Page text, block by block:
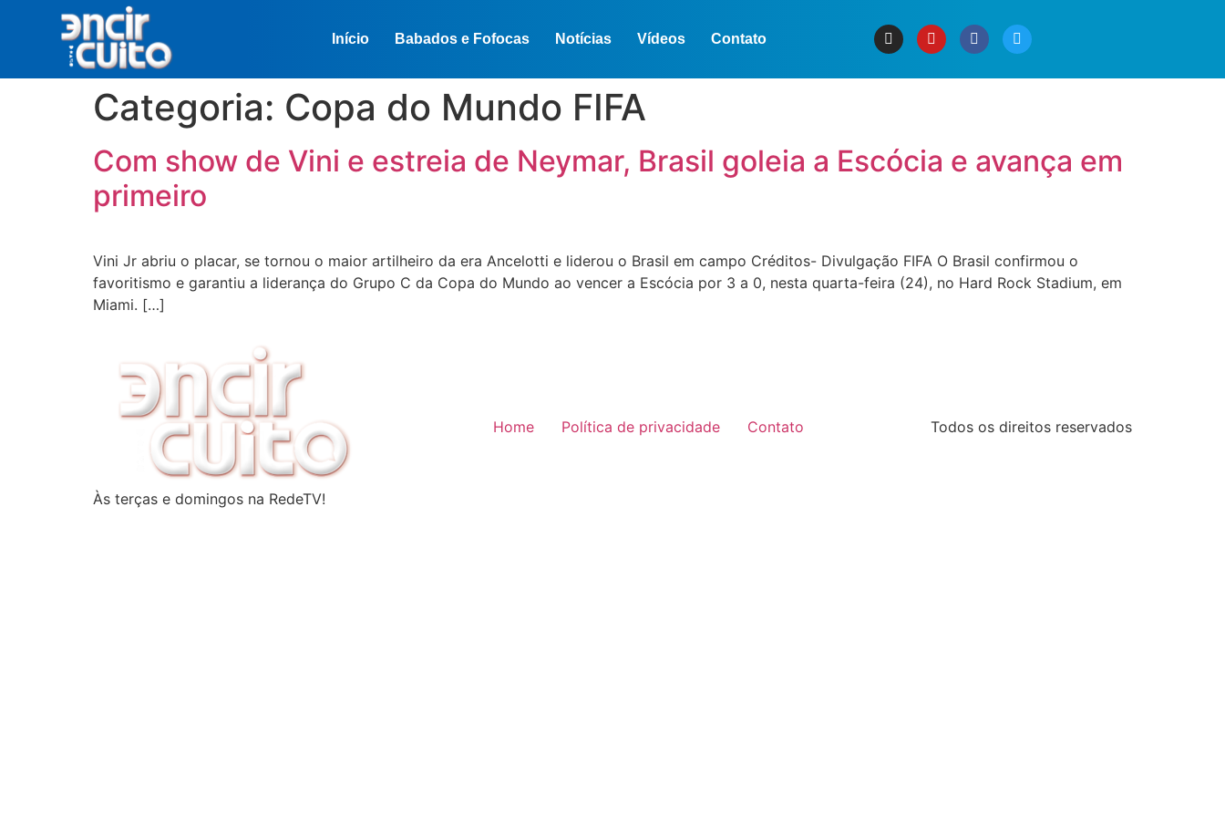
Início Babados e Fofocas Notícias Vídeos Contato
Categoria: Copa do Mundo FIFA
Com show de Vini e estreia de Neymar, Brasil goleia a Escócia e avança em
primeiro
Vini Jr abriu o placar, se tornou o maior artilheiro da era Ancelotti e liderou o Brasil em campo Créditos- Divulgação FIFA O Brasil confirmou o
favoritismo e garantiu a liderança do Grupo C da Copa do Mundo ao vencer a Escócia por 3 a 0, nesta quarta-feira (24), no Hard Rock Stadium, em
Miami. […]
Às terças e domingos na RedeTV!
Home Política de privacidade Contato Todos os direitos reservados